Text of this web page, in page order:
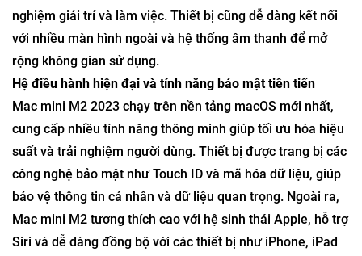
nghiệm giải trí và làm việc. Thiết bị cũng dễ dàng kết nối
với nhiều màn hình ngoài và hệ thống âm thanh để mở
rộng không gian sử dụng.
Hệ điều hành hiện đại và tính năng bảo mật tiên tiến
Mac mini M2 2023 chạy trên nền tảng macOS mới nhất,
cung cấp nhiều tính năng thông minh giúp tối ưu hóa hiệu
suất và trải nghiệm người dùng. Thiết bị được trang bị các
công nghệ bảo mật như Touch ID và mã hóa dữ liệu, giúp
bảo vệ thông tin cá nhân và dữ liệu quan trọng. Ngoài ra,
Mac mini M2 tương thích cao với hệ sinh thái Apple, hỗ trợ
Siri và dễ dàng đồng bộ với các thiết bị như iPhone, iPad